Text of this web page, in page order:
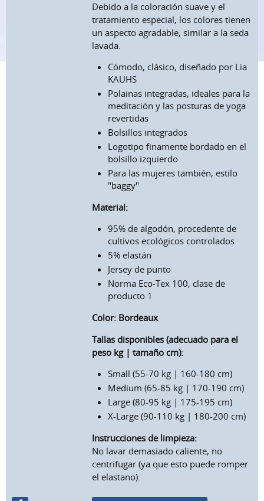
Debido a la coloración suave y el
tratamiento especial, los colores tienen
un aspecto agradable, similar a la seda
lavada.
Cómodo, clásico, diseñado por Lia
KAUHS
Polainas integradas, ideales para la
meditación y las posturas de yoga
revertidas
Bolsillos integrados
Logotipo finamente bordado en el
bolsillo izquierdo
Para las mujeres también, estilo
"baggy"
Material:
95% de algodón, procedente de
cultivos ecológicos controlados
5% elastán
Jersey de punto
Norma Eco-Tex 100, clase de
producto 1
Color: Bordeaux
Tallas disponibles (adecuado para el
peso kg | tamaño cm):
Small (55-70 kg | 160-180 cm)
Medium (65-85 kg | 170-190 cm)
Large (80-95 kg | 175-195 cm)
X-Large (90-110 kg | 180-200 cm)
Instrucciones de limpieza:
No lavar demasiado caliente, no
centrifugar (ya que esto puede romper
el elastano).